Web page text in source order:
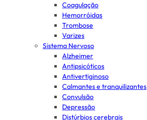
Coagulação
Hemorróidas
Trombose
Varizes
Sistema Nervoso
Alzheimer
Antipsicóticos
Antivertiginoso
Calmantes e tranquilizantes
Convulsão
Depressão
Distúrbios cerebrais